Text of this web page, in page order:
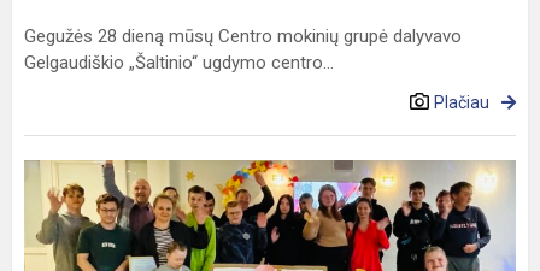
Gegužės 28 dieną mūsų Centro mokinių grupė dalyvavo
Gelgaudiškio „Šaltinio“ ugdymo centro...
Plačiau
Saldi
gimtadienio
fiesta